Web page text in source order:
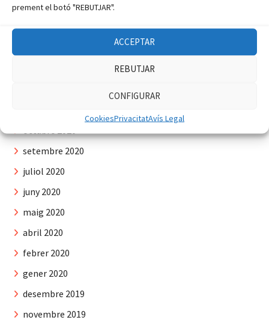
prement el botó "REBUTJAR".
ACCEPTAR
REBUTJAR
CONFIGURAR
CookiesPrivacitatAvís Legal
octubre 2021
agost 2021
octubre 2020
setembre 2020
juliol 2020
juny 2020
maig 2020
abril 2020
febrer 2020
gener 2020
desembre 2019
novembre 2019